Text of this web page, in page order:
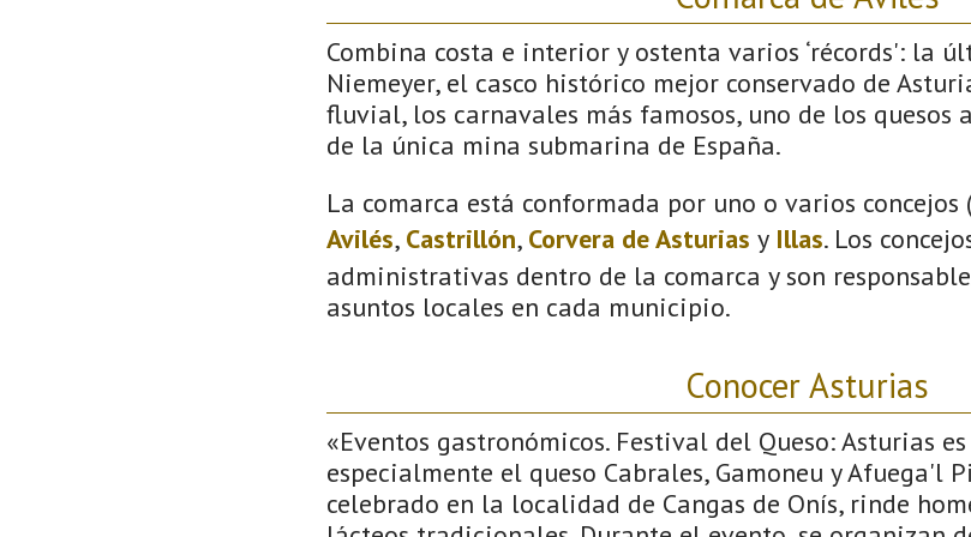
Combina costa e interior y ostenta varios ‘récords': la
Niemeyer, el casco histórico mejor conservado de
fluvial, los carnavales más famosos, uno de los quesos
de la única mina submarina de España.
La comarca está conformada por uno o varios concejos
Avilés, Castrillón, Corvera de Asturias y Illas. Los
administrativas dentro de la comarca y son
asuntos locales en cada municipio.
Conocer Asturias
«Eventos gastronómicos. Festival del Queso: Asturias
especialmente el queso Cabrales, Gamoneu y Afuega'l
celebrado en la localidad de Cangas de Onís, rinde